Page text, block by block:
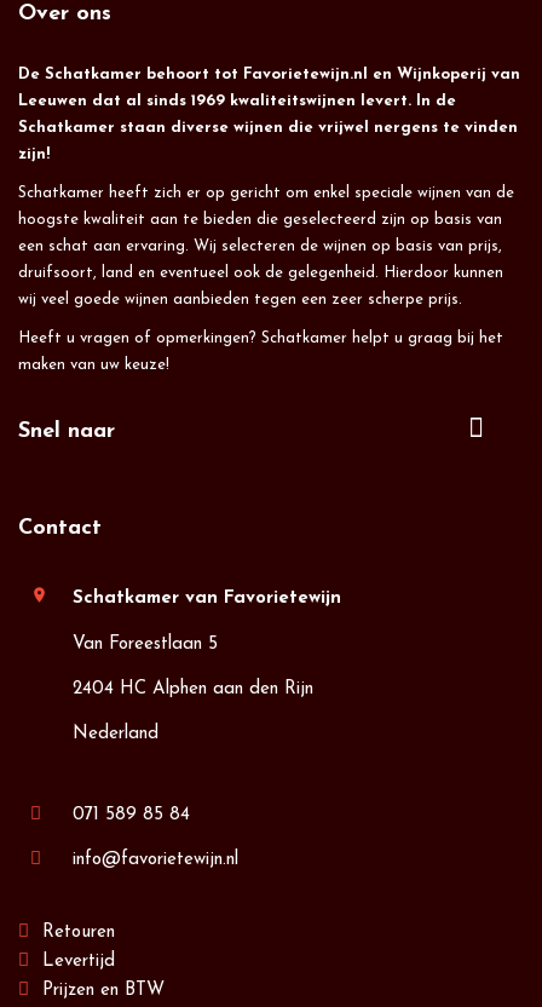
Over ons
De Schatkamer behoort tot Favorietewijn.nl en Wijnkoperij van
Leeuwen dat al sinds 1969 kwaliteitswijnen levert. In de
Schatkamer staan diverse wijnen die vrijwel nergens te vinden
zijn!
Schatkamer heeft zich er op gericht om enkel speciale wijnen van de
hoogste kwaliteit aan te bieden die geselecteerd zijn op basis van
een schat aan ervaring. Wij selecteren de wijnen op basis van prijs,
druifsoort, land en eventueel ook de gelegenheid. Hierdoor kunnen
wij veel goede wijnen aanbieden tegen een zeer scherpe prijs.
Heeft u vragen of opmerkingen? Schatkamer helpt u graag bij het
maken van uw keuze!
Snel naar
Contact
location_on Schatkamer van Favorietewijn
Van Foreestlaan 5
2404 HC Alphen aan den Rijn
Nederland
071 589 85 84
info@favorietewijn.nl
Retouren
Levertijd
Prijzen en BTW